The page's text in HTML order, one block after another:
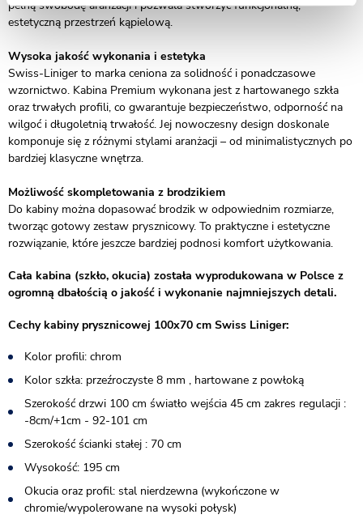
pełną swobodę aranżacji i pozwala stworzyć funkcjonalną,
estetyczną przestrzeń kąpielową.
Wysoka jakość wykonania i estetyka
Swiss-Liniger to marka ceniona za solidność i ponadczasowe
wzornictwo. Kabina Premium wykonana jest z hartowanego szkła
oraz trwałych profili, co gwarantuje bezpieczeństwo, odporność na
wilgoć i długoletnią trwałość. Jej nowoczesny design doskonale
komponuje się z różnymi stylami aranżacji – od minimalistycznych po
bardziej klasyczne wnętrza.
Możliwość skompletowania z brodzikiem
Do kabiny można dopasować brodzik w odpowiednim rozmiarze,
tworząc gotowy zestaw prysznicowy. To praktyczne i estetyczne
rozwiązanie, które jeszcze bardziej podnosi komfort użytkowania.
Cała kabina (szkło, okucia) została wyprodukowana w Polsce z
ogromną dbałością o jakość i wykonanie najmniejszych detali.
Cechy kabiny prysznicowej 100x70 cm Swiss Liniger:
Kolor profili: chrom
Kolor szkła: przeźroczyste 8 mm , hartowane z powłoką
Szerokość drzwi 100 cm światło wejścia 45 cm zakres regulacji :
-8cm/+1cm - 92-101 cm
Szerokość ścianki stałej : 70 cm
Wysokość: 195 cm
Okucia oraz profil: stal nierdzewna (wykończone w
chromie/wypolerowane na wysoki połysk)